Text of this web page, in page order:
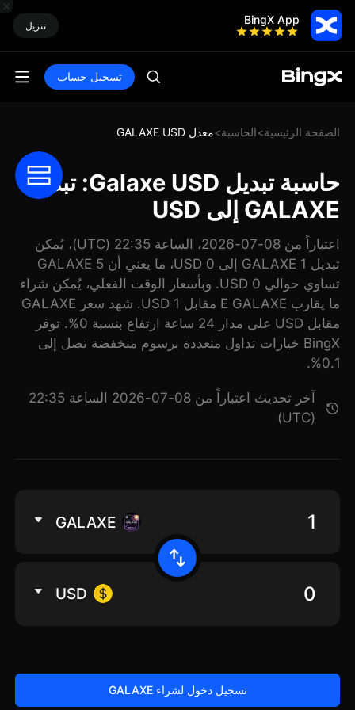
BingX App تنزيل
تسجيل حساب
الصفحة الرئيسية>الحاسبة>معدل GALAXE USD
حاسبة تبديل Galaxe USD: تبديل
GALAXE إلى USD
اعتباراً من 08-07-2026، الساعة 22:35 (UTC)، يُمكن
تبديل 1 GALAXE إلى 0 USD، ما يعني أن 5 GALAXE
تساوي حوالي 0 USD. وبأسعار الوقت الفعلي، يُمكن شراء
ما يقارب E GALAXE مقابل 1 USD. شهد سعر GALAXE
مقابل USD على مدار 24 ساعة ارتفاع بنسبة 0%. توفر
BingX خيارات تداول متعددة برسوم منخفضة تصل إلى
0.1%.
آخر تحديث اعتباراً من 08-07-2026 الساعة 22:35
(UTC)
GALAXE
USD
تسجيل دخول لشراء GALAXE